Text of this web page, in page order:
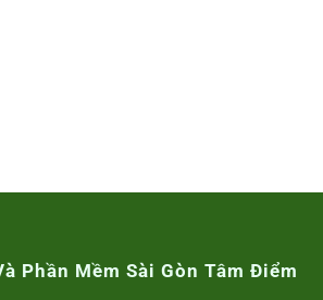
Phần Mềm Sài Gòn Tâm Điểm